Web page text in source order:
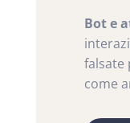
Bot e
falsate
come